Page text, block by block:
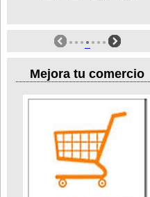
Mejora tu comercio